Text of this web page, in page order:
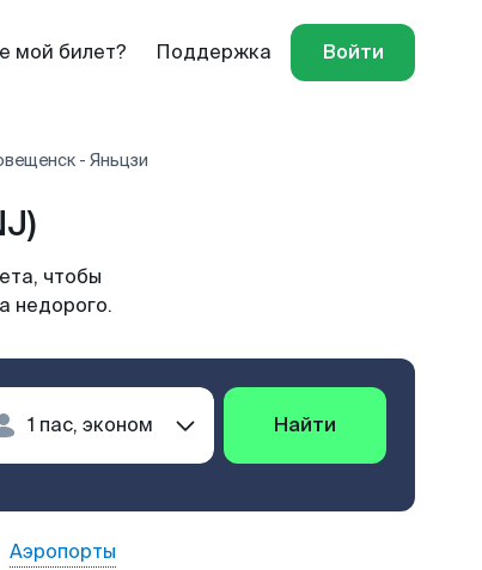
мой билет? Поддержка Войти
- Яньцзи
чтобы
недорого.
Найти
Аэропорты